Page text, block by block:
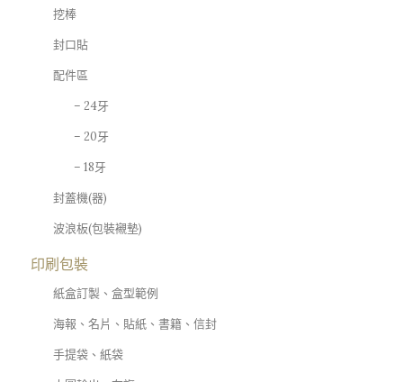
挖棒
封口貼
配件區
– 24牙
– 20牙
– 18牙
封蓋機(器)
波浪板(包裝襯墊)
印刷包裝
紙盒訂製、盒型範例
海報、名片、貼紙、書籍、信封
手提袋、紙袋